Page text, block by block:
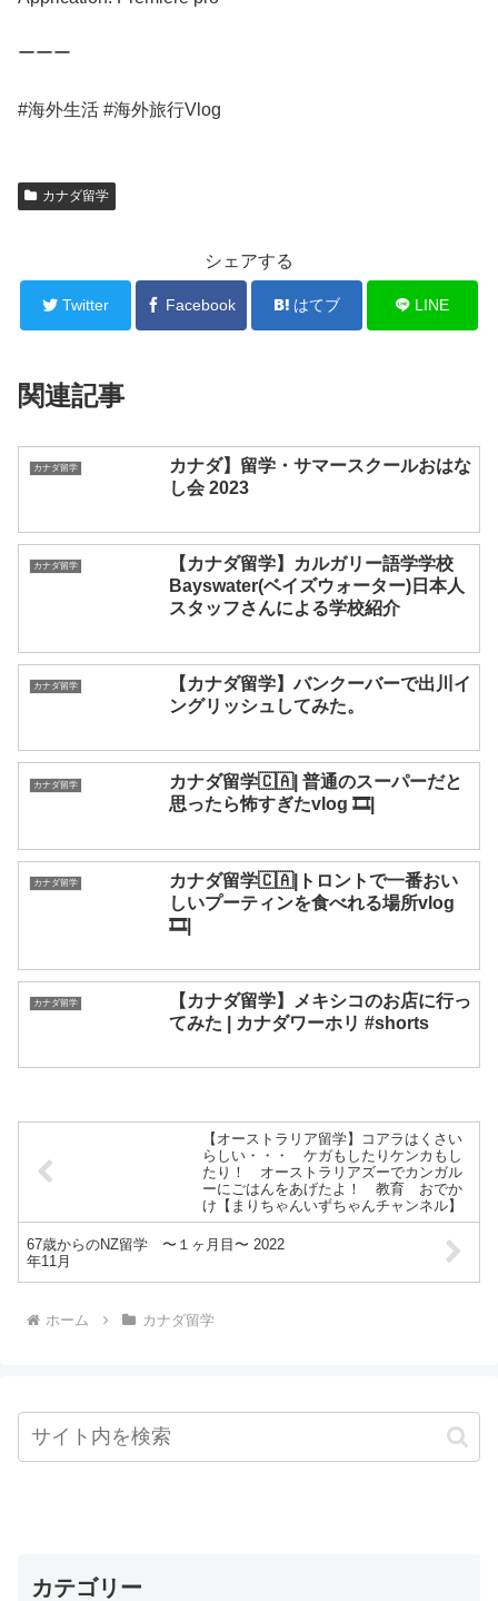
ーーー
#海外生活 #海外旅行Vlog
カナダ留学
シェアする
Twitter Facebook はてブ LINE
関連記事
カナダ留学
カナダ】留学・サマースクールおはな
し会 2023
カナダ留学
【カナダ留学】カルガリー語学学校
Bayswater(ベイズウォーター)日本人
スタッフさんによる学校紹介
カナダ留学
【カナダ留学】バンクーバーで出川イ
ングリッシュしてみた。
カナダ留学
カナダ留学🇨🇦| 普通のスーパーだと
思ったら怖すぎたvlog 🎞|
カナダ留学
カナダ留学🇨🇦|トロントで一番おい
しいプーティンを食べれる場所vlog
🎞|
カナダ留学
【カナダ留学】メキシコのお店に行っ
てみた | カナダワーホリ #shorts
【オーストラリア留学】コアラはくさい
らしい・・・ ケガもしたりケンカもし
たり！ オーストラリアズーでカンガル
ーにごはんをあげたよ！ 教育 おでか
け【まりちゃんいずちゃんチャンネル】
67歳からのNZ留学 〜１ヶ月目〜 2022
年11月
ホーム カナダ留学
カテゴリー